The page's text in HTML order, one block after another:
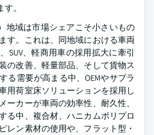
。
地域は市場シェアこそ小さいもの
す。これは、同地域における車両
SUV、軽商用車の採用拡大に牽引
の改善、軽量部品、そして貨物ス
る需要が高まる中、OEMやサプラ
用荷室床ソリューションを採用し
ーカーが車両の効率性、耐久性、
る中、複合材、ハニカムポリプロ
レン素材の使用や、フラット型・